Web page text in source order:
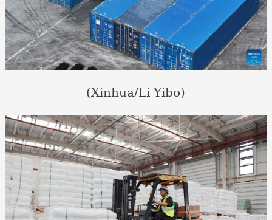
(Xinhua/Li Yibo)